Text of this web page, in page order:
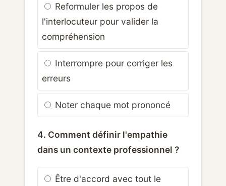
Reformuler les propos de
l'interlocuteur pour valider la
compréhension
Interrompre pour corriger les
erreurs
Noter chaque mot prononcé
4. Comment définir l'empathie
dans un contexte professionnel ?
Être d'accord avec tout le